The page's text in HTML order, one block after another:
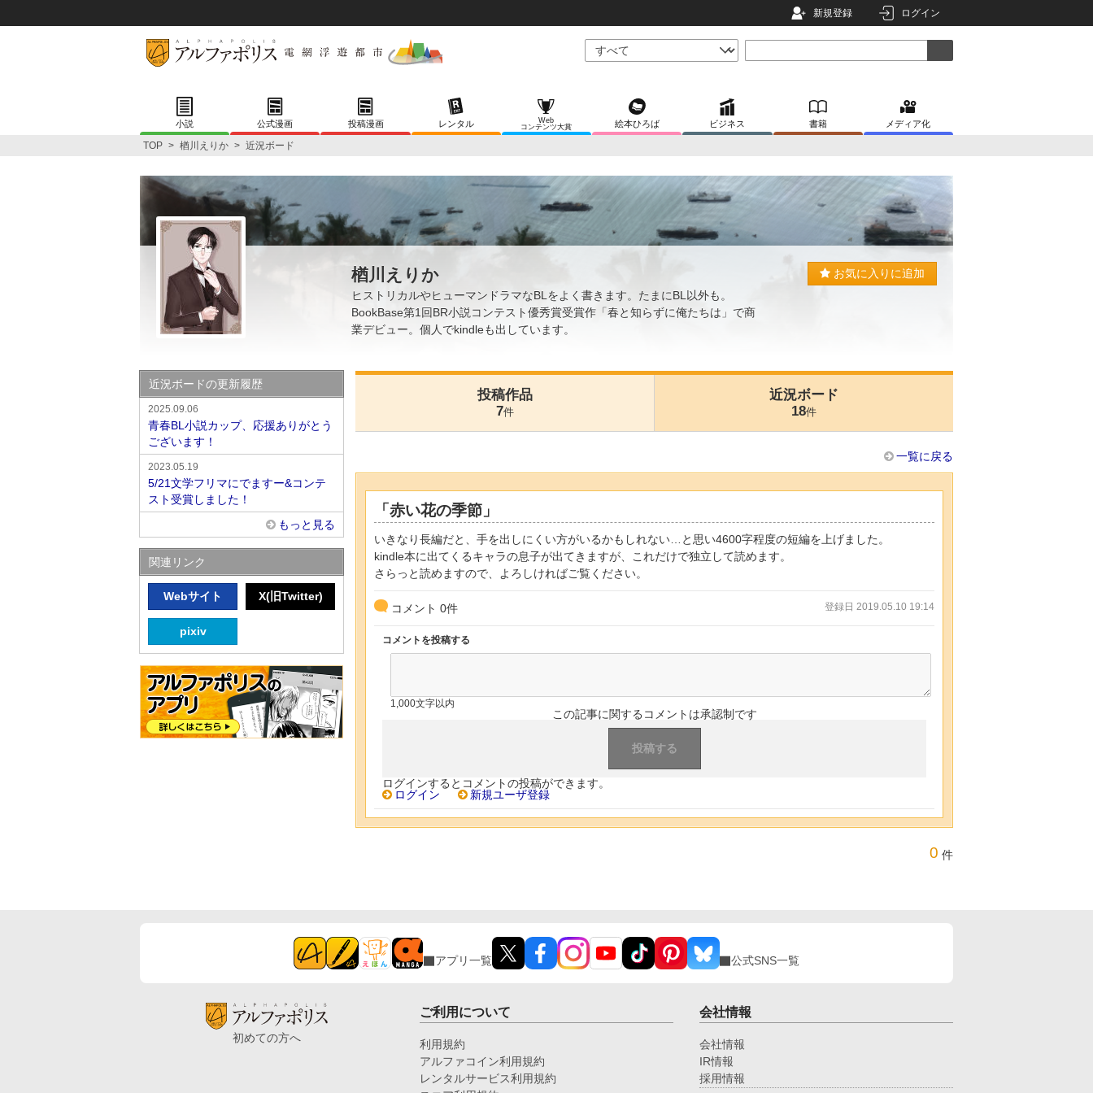
新規登録 ログイン
小説 公式漫画 投稿漫画 レンタル
Web
コンテンツ大賞
絵本ひろば ビジネス 書籍 メディア化
TOP > 楢川えりか > 近況ボード
楢川えりか
ヒストリカルやヒューマンドラマなBLをよく書きます。たまにBL以外も。
BookBase第1回BR小説コンテスト優秀賞受賞作「春と知らずに俺たちは」で商
業デビュー。個人でkindleも出しています。
お気に入りに追加
投稿作品
7件
近況ボード
18件
一覧に戻る
「赤い花の季節」
いきなり長編だと、手を出しにくい方がいるかもしれない…と思い4600字程度の短編を上げました。
kindle本に出てくるキャラの息子が出てきますが、これだけで独立して読めます。
さらっと読めますので、よろしければご覧ください。
コメント 0件 登録日 2019.05.10 19:14
コメントを投稿する
1,000文字以内
この記事に関するコメントは承認制です
ログインするとコメントの投稿ができます。
ログイン
新規ユーザ登録
0 件
近況ボードの更新履歴
2025.09.06
青春BL小説カップ、応援ありがとう
ございます！
2023.05.19
5/21文学フリマにでますー&コンテ
スト受賞しました！
もっと見る
関連リンク
Webサイト X(旧Twitter)
pixiv
アプリ一覧 公式SNS一覧
初めての方へ
ご利用について
利用規約
アルファコイン利用規約
レンタルサービス利用規約
会社情報
会社情報
IR情報
採用情報